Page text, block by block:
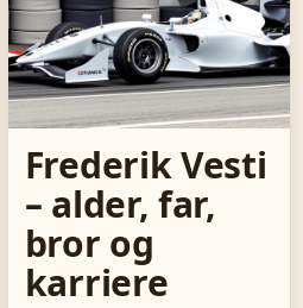
Frederik Vesti
– alder, far,
bror og
karriere